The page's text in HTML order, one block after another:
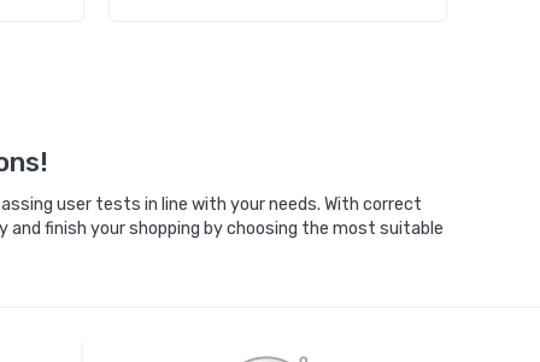
user tests in line with your needs. With correct
finish your shopping by choosing the most suitable